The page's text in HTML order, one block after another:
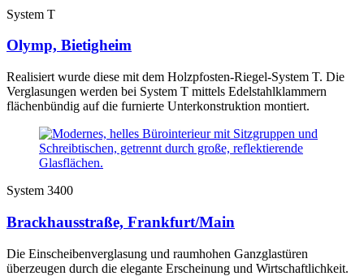
System T
Olymp, Bietigheim
Realisiert wurde diese mit dem Holzpfosten-Riegel-System T. Die
Verglasungen werden bei System T mittels Edelstahlklammern
flächenbündig auf die furnierte Unterkonstruktion montiert.
System 3400
Brackhausstraße, Frankfurt/Main
Die Einscheibenverglasung und raumhohen Ganzglastüren
überzeugen durch die elegante Erscheinung und Wirtschaftlichkeit.